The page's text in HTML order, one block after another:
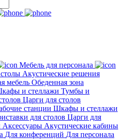
Мебель для персонала
Акустические решения
мебель Обеденная зона
и стеллажи Тумбы и
Царги для столов
станции Шкафы и стеллажи
для столов Царги для
Аксессуары Акустические кабины
Для конференций Для персонала